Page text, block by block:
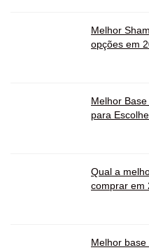
Melhor
opções em
Melhor
para
Qual a
comprar em
Melhor